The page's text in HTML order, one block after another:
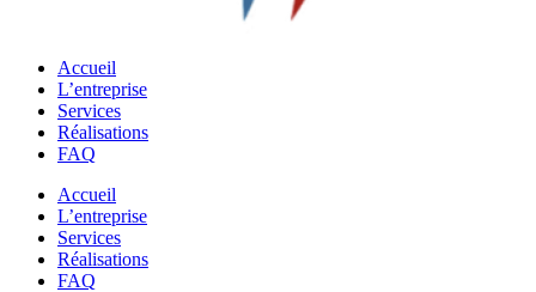
Accueil
L’entreprise
Services
Réalisations
FAQ
Accueil
L’entreprise
Services
Réalisations
FAQ